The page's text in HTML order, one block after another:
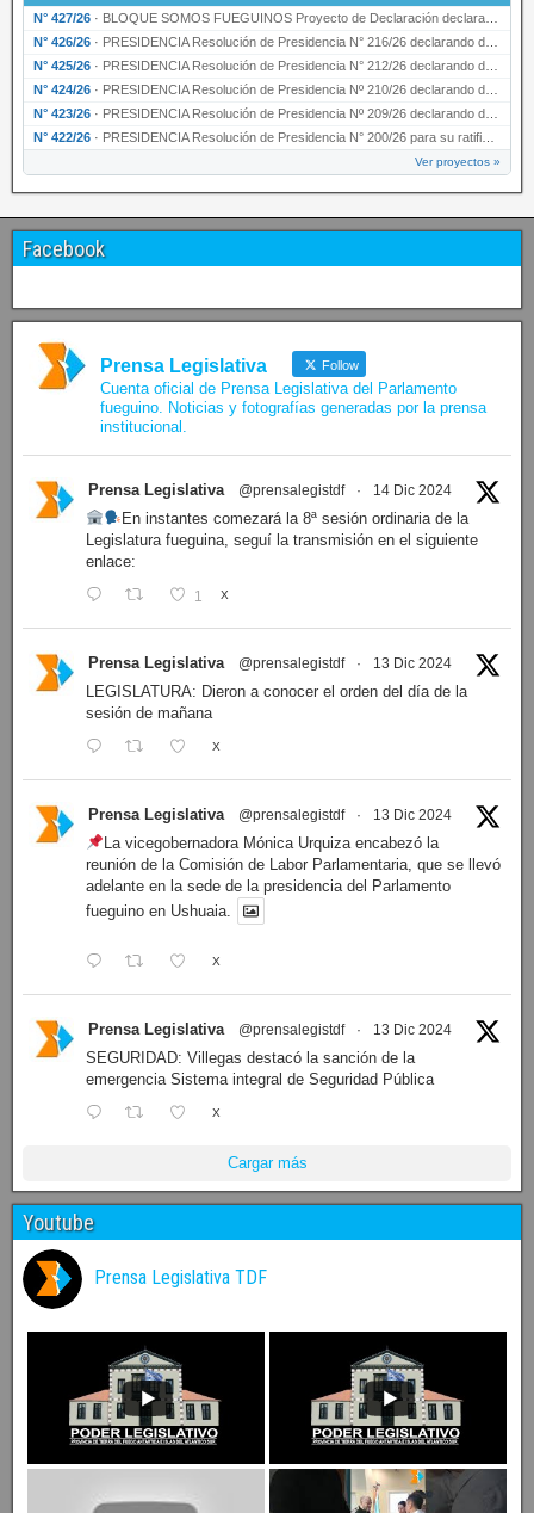
N° 427/26 · BLOQUE SOMOS FUEGUINOS Proyecto de Declaración declarando de interés provincial PRESIDENCI…
N° 426/26 · PRESIDENCIA Resolución de Presidencia N° 216/26 declarando de interés provincial la labor …
N° 425/26 · PRESIDENCIA Resolución de Presidencia N° 212/26 declarando de interés provincial el “50° A…
N° 424/26 · PRESIDENCIA Resolución de Presidencia Nº 210/26 declarando de interés provincial el proyec…
N° 423/26 · PRESIDENCIA Resolución de Presidencia Nº 209/26 declarando de interés provincial la presen…
N° 422/26 · PRESIDENCIA Resolución de Presidencia N° 200/26 para su ratificación.
Ver proyectos »
Facebook
Prensa Legislativa Follow
Cuenta oficial de Prensa Legislativa del Parlamento
fueguino. Noticias y fotografías generadas por la prensa
institucional.
Prensa Legislativa @prensalegistdf · 14 Dic 2024
En instantes comezará la 8ª sesión ordinaria de la
Legislatura fueguina, seguí la transmisión en el siguiente
enlace:
1 X
Prensa Legislativa @prensalegistdf · 13 Dic 2024
LEGISLATURA: Dieron a conocer el orden del día de la
sesión de mañana
X
Prensa Legislativa @prensalegistdf · 13 Dic 2024
La vicegobernadora Mónica Urquiza encabezó la
reunión de la Comisión de Labor Parlamentaria, que se llevó
adelante en la sede de la presidencia del Parlamento
fueguino en Ushuaia.
X
Prensa Legislativa @prensalegistdf · 13 Dic 2024
SEGURIDAD: Villegas destacó la sanción de la
emergencia Sistema integral de Seguridad Pública
X
Cargar más
Youtube
Prensa Legislativa TDF